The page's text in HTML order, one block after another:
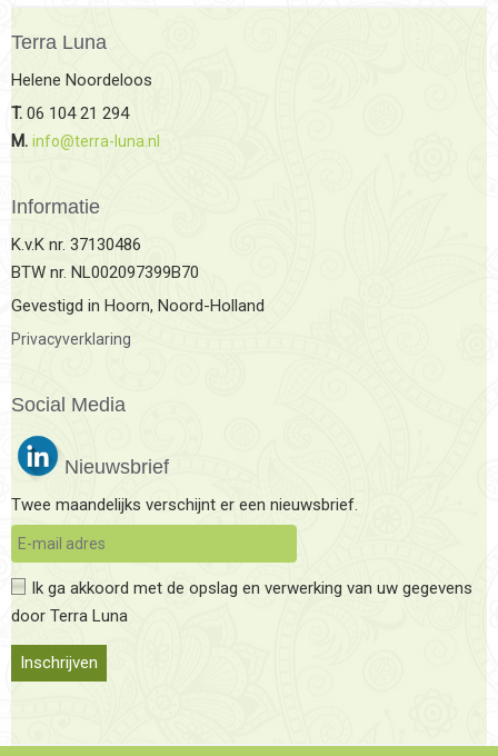
Terra Luna
Helene Noordeloos
T. 06 104 21 294
M. info@terra-luna.nl
Informatie
K.v.K nr. 37130486
BTW nr. NL002097399B70
Gevestigd in Hoorn, Noord-Holland
Privacyverklaring
Social Media
Nieuwsbrief
Twee maandelijks verschijnt er een nieuwsbrief.
Ik ga akkoord met de opslag en verwerking van uw gegevens
door Terra Luna